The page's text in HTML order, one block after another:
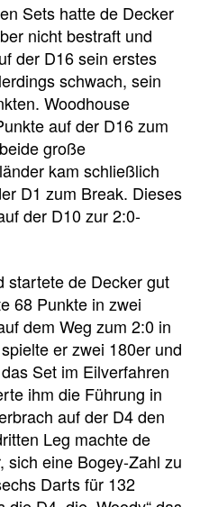
Sets hatte de Decker
nicht bestraft und
der D16 sein erstes
schwach, sein
Woodhouse
auf der D16 zum
große
kam schließlich
D1 zum Break. Dieses
der D10 zur 2:0-
startete de Decker gut
68 Punkte in zwei
dem Weg zum 2:0 in
er zwei 180er und
Set im Eilverfahren
ihm die Führung in
auf der D4 den
Leg machte de
sich eine Bogey-Zahl zu
Darts für 132